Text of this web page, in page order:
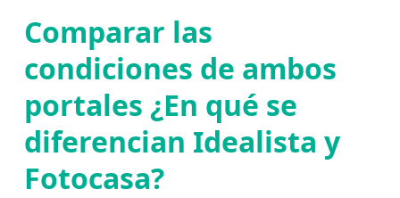
Comparar las
condiciones de ambos
portales ¿En qué se
diferencian Idealista y
Fotocasa?